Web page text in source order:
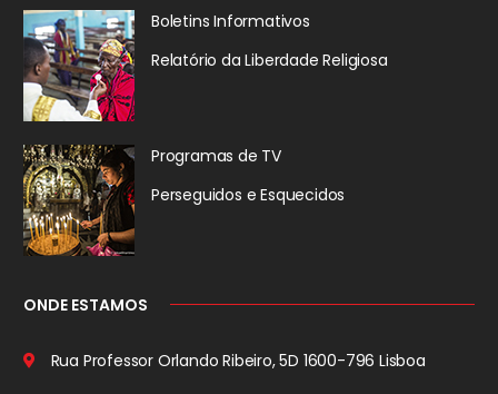
Boletins Informativos
Relatório da Liberdade Religiosa
Programas de TV
Perseguidos e Esquecidos
ONDE ESTAMOS
Rua Professor Orlando Ribeiro, 5D 1600-796 Lisboa